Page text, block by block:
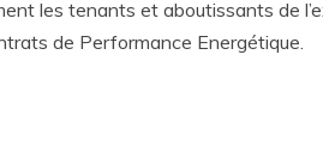
les tenants et aboutissants de
de Performance Energétique.